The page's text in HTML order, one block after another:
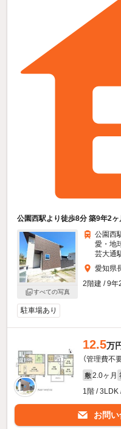
公園西駅より徒歩8分 築9年2
すべての写真
公園西
愛・地
芸大通
愛知県
2階建 / 9年
駐車場あり
12.5万
（管理費不要
敷 2.0ヶ月
1階 / 3LDK
お問